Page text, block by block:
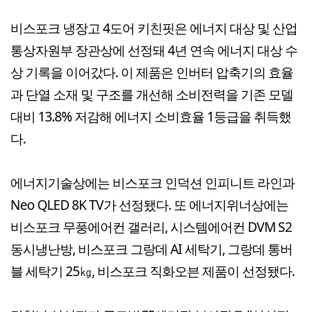
비스포크 냉장고 4도어 키친핏은 에너지 대상 및 산업
통상자원부 장관상에 선정돼 4년 연속 에너지 대상 수
상 기록을 이어갔다. 이 제품은 인버터 압축기의 효율
과 단열 소재 및 구조를 개선해 소비전력을 기존 모델
대비 13.8% 저감해 에너지 소비효율 1등급을 취득했
다.
에너지기술상에는 비스포크 인덕션 인피니트 라인과
Neo QLED 8K TV가 선정됐다. 또 에너지위너상에는
비스포크 무풍에어컨 갤러리, 시스템에어컨 DVM S2
동시냉난방, 비스포크 그랑데 AI 세탁기, 그랑데 통버
블 세탁기 25㎏, 비스포크 직화오븐 제품이 선정됐다.